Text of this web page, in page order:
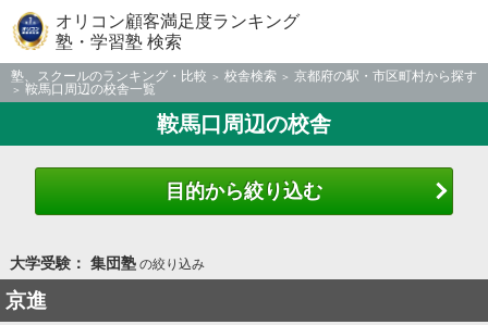
オリコン顧客満足度ランキング
塾・学習塾 検索
塾、スクールのランキング・比較 校舎検索
京都府の駅・市区町村から探す
鞍馬口周辺の校舎一覧
鞍馬口周辺の校舎
目的から絞り込む
大学受験： 集団塾の絞り込み
京進